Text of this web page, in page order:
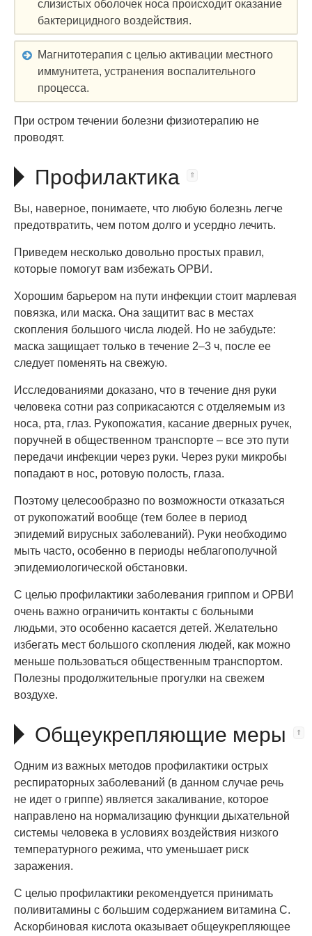
слизистых оболочек носа происходит оказание
бактерицидного воздействия.
Магнитотерапия с целью активации местного
иммунитета, устранения воспалительного
процесса.
При остром течении болезни физиотерапию не
проводят.
Профилактика
Вы, наверное, понимаете, что любую болезнь легче
предотвратить, чем потом долго и усердно лечить.
Приведем несколько довольно простых правил,
которые помогут вам избежать ОРВИ.
Хорошим барьером на пути инфекции стоит марлевая
повязка, или маска. Она защитит вас в местах
скопления большого числа людей. Но не забудьте:
маска защищает только в течение 2–3 ч, после ее
следует поменять на свежую.
Исследованиями доказано, что в течение дня руки
человека сотни раз соприкасаются с отделяемым из
носа, рта, глаз. Рукопожатия, касание дверных ручек,
поручней в общественном транспорте – все это пути
передачи инфекции через руки. Через руки микробы
попадают в нос, ротовую полость, глаза.
Поэтому целесообразно по возможности отказаться
от рукопожатий вообще (тем более в период
эпидемий вирусных заболеваний). Руки необходимо
мыть часто, особенно в периоды неблагополучной
эпидемиологической обстановки.
С целью профилактики заболевания гриппом и ОРВИ
очень важно ограничить контакты с больными
людьми, это особенно касается детей. Желательно
избегать мест большого скопления людей, как можно
меньше пользоваться общественным транспортом.
Полезны продолжительные прогулки на свежем
воздухе.
Общеукрепляющие меры
Одним из важных методов профилактики острых
респираторных заболеваний (в данном случае речь
не идет о гриппе) является закаливание, которое
направлено на нормализацию функции дыхательной
системы человека в условиях воздействия низкого
температурного режима, что уменьшает риск
заражения.
С целью профилактики рекомендуется принимать
поливитамины с большим содержанием витамина С.
Аскорбиновая кислота оказывает общеукрепляющее